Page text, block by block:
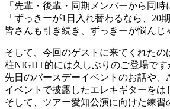
「先輩・後輩・同期メンバーから同時
「ずっきーが1日入れ替わるなら、20
皆さんも引き続き、ずっきーが悩んじ
そして、今回のゲストに来てくれたの
柱NIGHT的には久しぶりのご登場です
先日のバースデーイベントのお話や
イベントで披露したエレキギターをは
そして、ツアー愛知公演に向けた練習